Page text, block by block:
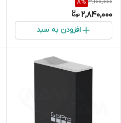
HERO6 Black
2,840,000
افزودن به سبد